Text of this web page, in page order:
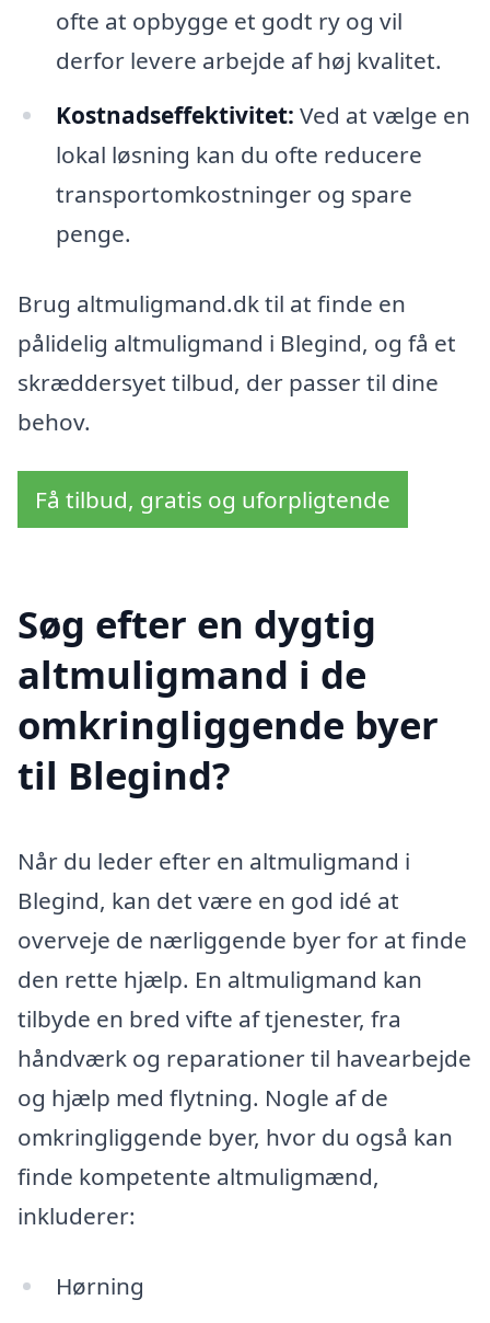
ofte at opbygge et godt ry og vil
derfor levere arbejde af høj kvalitet.
Kostnadseffektivitet: Ved at vælge en
lokal løsning kan du ofte reducere
transportomkostninger og spare
penge.
Brug altmuligmand.dk til at finde en
pålidelig altmuligmand i Blegind, og få et
skræddersyet tilbud, der passer til dine
behov.
Få tilbud, gratis og uforpligtende
Søg efter en dygtig
altmuligmand i de
omkringliggende byer
til Blegind?
Når du leder efter en altmuligmand i
Blegind, kan det være en god idé at
overveje de nærliggende byer for at finde
den rette hjælp. En altmuligmand kan
tilbyde en bred vifte af tjenester, fra
håndværk og reparationer til havearbejde
og hjælp med flytning. Nogle af de
omkringliggende byer, hvor du også kan
finde kompetente altmuligmænd,
inkluderer:
Hørning